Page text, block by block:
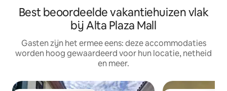
Best beoordeelde vakantiehuizen vlak
bij Alta Plaza Mall
Gasten zijn het ermee eens: deze accommodaties
worden hoog gewaardeerd voor hun locatie, netheid
en meer.